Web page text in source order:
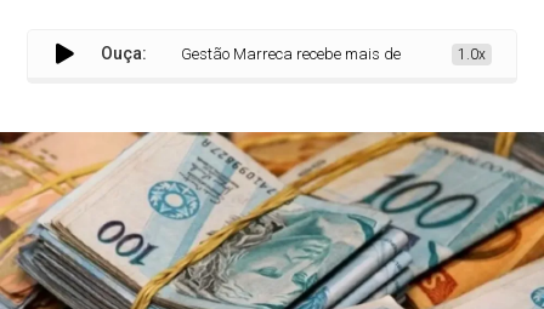
Ouça: Gestão Marreca recebe mais de R$ 13 milhões na 1ª
1.0x